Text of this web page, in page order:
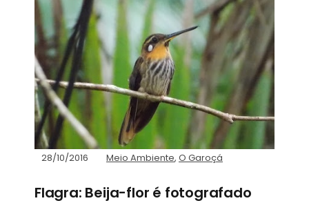
28/10/2016 Meio Ambiente, O Garoçá
Flagra: Beija-flor é fotografado